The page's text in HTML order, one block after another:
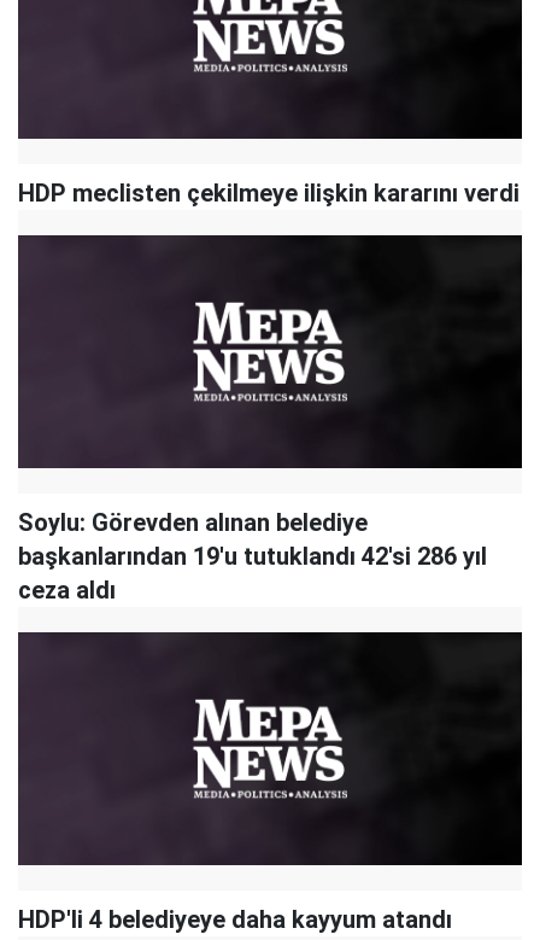
HDP meclisten çekilmeye ilişkin kararını verdi
Soylu: Görevden alınan belediye
başkanlarından 19'u tutuklandı 42'si 286 yıl
ceza aldı
HDP'li 4 belediyeye daha kayyum atandı